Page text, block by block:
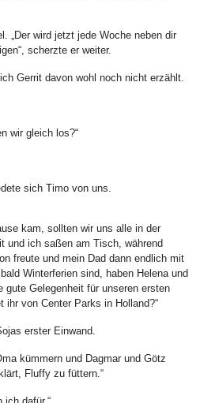
„Der wird jetzt jede Woche neben dir
scherzte er weiter.
Gerrit davon wohl noch nicht erzählt.
wir gleich los?“
sich Timo von uns.
kam, sollten wir uns alle in der
und ich saßen am Tisch, während
freute und mein Dad dann endlich mit
Winterferien sind, haben Helena und
Gelegenheit für unseren ersten
ihr von Center Parks in Holland?“
erster Einwand.
kümmern und Dagmar und Götz
Fluffy zu füttern.“
ich dafür.“